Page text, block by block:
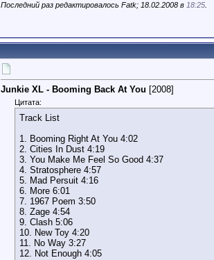
Последний раз редактировалось Fatk; 18.02.2008 в 18:25
Junkie XL - Booming Back At You [2008]
Цитата:
Track List
1. Booming Right At You 4:02
2. Cities In Dust 4:19
3. You Make Me Feel So Good 4:37
4. Stratosphere 4:57
5. Mad Persuit 4:16
6. More 6:01
7. 1967 Poem 3:50
8. Zage 4:54
9. Clash 5:06
10. New Toy 4:20
11. No Way 3:27
12. Not Enough 4:05